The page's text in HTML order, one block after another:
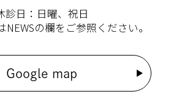
診日：日曜、祝日
の欄をご参照ください。
Google map